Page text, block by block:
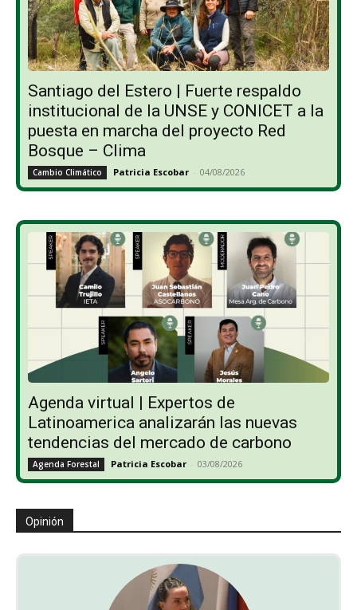
Santiago del Estero | Fuerte respaldo
institucional de la UNSE y CONICET a la
puesta en marcha del proyecto Red
Bosque – Clima
Cambio Climático Patricia Escobar - 04/08/2026
Agenda virtual | Expertos de
Latinoamerica analizarán las nuevas
tendencias del mercado de carbono
Agenda Forestal Patricia Escobar - 03/08/2026
Opinión